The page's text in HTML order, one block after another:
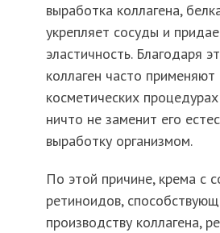
выработка коллагена,
укрепляет сосуды и
эластичность. Благодаря
коллаген часто применяют
косметических
ничто не заменит его
выработку организмом.
По этой причине, крема с
ретиноидов,
производству коллагена,